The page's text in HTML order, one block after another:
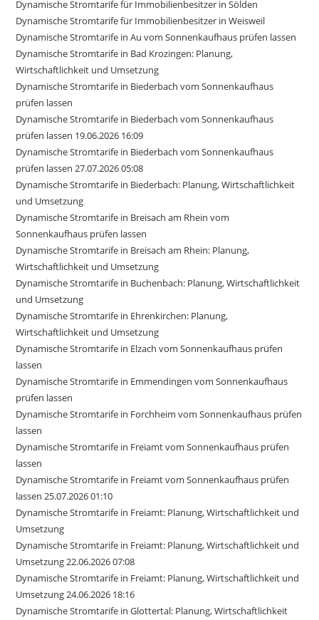
Dynamische Stromtarife für Immobilienbesitzer in Sölden
Dynamische Stromtarife für Immobilienbesitzer in Weisweil
Dynamische Stromtarife in Au vom Sonnenkaufhaus prüfen lassen
Dynamische Stromtarife in Bad Krozingen: Planung,
Wirtschaftlichkeit und Umsetzung
Dynamische Stromtarife in Biederbach vom Sonnenkaufhaus
prüfen lassen
Dynamische Stromtarife in Biederbach vom Sonnenkaufhaus
prüfen lassen 19.06.2026 16:09
Dynamische Stromtarife in Biederbach vom Sonnenkaufhaus
prüfen lassen 27.07.2026 05:08
Dynamische Stromtarife in Biederbach: Planung, Wirtschaftlichkeit
und Umsetzung
Dynamische Stromtarife in Breisach am Rhein vom
Sonnenkaufhaus prüfen lassen
Dynamische Stromtarife in Breisach am Rhein: Planung,
Wirtschaftlichkeit und Umsetzung
Dynamische Stromtarife in Buchenbach: Planung, Wirtschaftlichkeit
und Umsetzung
Dynamische Stromtarife in Ehrenkirchen: Planung,
Wirtschaftlichkeit und Umsetzung
Dynamische Stromtarife in Elzach vom Sonnenkaufhaus prüfen
lassen
Dynamische Stromtarife in Emmendingen vom Sonnenkaufhaus
prüfen lassen
Dynamische Stromtarife in Forchheim vom Sonnenkaufhaus prüfen
lassen
Dynamische Stromtarife in Freiamt vom Sonnenkaufhaus prüfen
lassen
Dynamische Stromtarife in Freiamt vom Sonnenkaufhaus prüfen
lassen 25.07.2026 01:10
Dynamische Stromtarife in Freiamt: Planung, Wirtschaftlichkeit und
Umsetzung
Dynamische Stromtarife in Freiamt: Planung, Wirtschaftlichkeit und
Umsetzung 22.06.2026 07:08
Dynamische Stromtarife in Freiamt: Planung, Wirtschaftlichkeit und
Umsetzung 24.06.2026 18:16
Dynamische Stromtarife in Glottertal: Planung, Wirtschaftlichkeit